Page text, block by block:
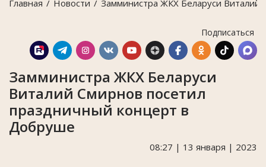
Главная Новости Замминистра ЖКХ Беларуси
Подписаться
Замминистра ЖКХ Беларуси
Виталий Смирнов посетил
праздничный концерт в
Добруше
08:27 | 13 января | 2023